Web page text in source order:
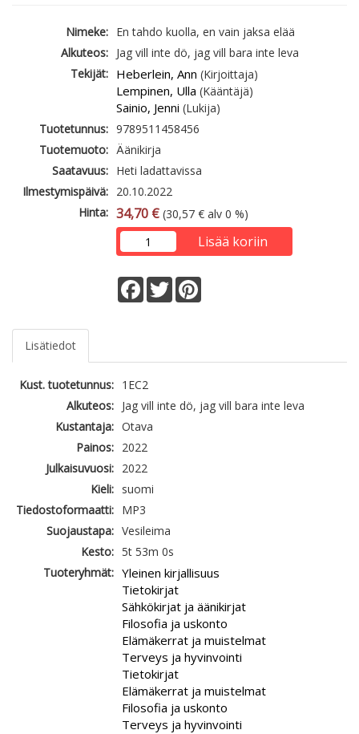
Nimeke: En tahdo kuolla, en vain jaksa elää
Alkuteos: Jag vill inte dö, jag vill bara inte leva
Tekijät: Heberlein, Ann (Kirjoittaja)
Lempinen, Ulla (Kääntäjä)
Sainio, Jenni (Lukija)
Tuotetunnus: 9789511458456
Tuotemuoto: Äänikirja
Saatavuus: Heti ladattavissa
Ilmestymispäivä: 20.10.2022
Hinta: 34,70 € (30,57 € alv 0 %)
Lisää koriin
Facebook
Twitter
Lisätiedot
Kust. tuotetunnus: 1EC2
Alkuteos: Jag vill inte dö, jag vill bara inte leva
Kustantaja: Otava
Painos: 2022
Julkaisuvuosi: 2022
Kieli: suomi
Tiedostoformaatti: MP3
Suojaustapa: Vesileima
Kesto: 5t 53m 0s
Tuoteryhmät: Yleinen kirjallisuus
Tietokirjat
Sähkökirjat ja äänikirjat
Filosofia ja uskonto
Elämäkerrat ja muistelmat
Terveys ja hyvinvointi
Tietokirjat
Elämäkerrat ja muistelmat
Filosofia ja uskonto
Terveys ja hyvinvointi